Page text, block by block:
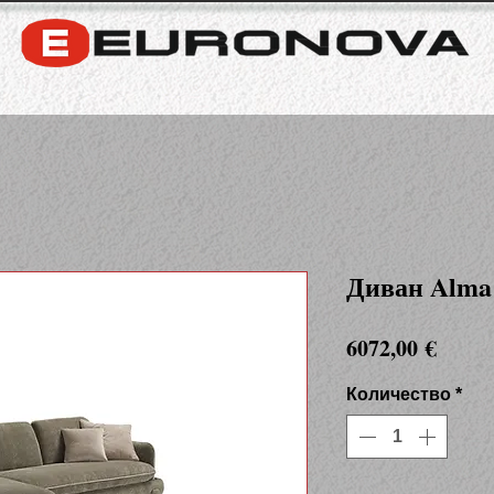
Диван Alma
6072,00 €Цена
Количество *